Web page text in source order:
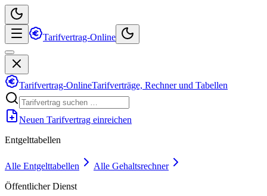
Tarifvertrag-Online
Tarifvertrag-OnlineTarifverträge, Rechner und Tabellen
Neuen Tarifvertrag einreichen
Entgelttabellen
Alle Entgelttabellen
Alle Gehaltsrechner
Öffentlicher Dienst